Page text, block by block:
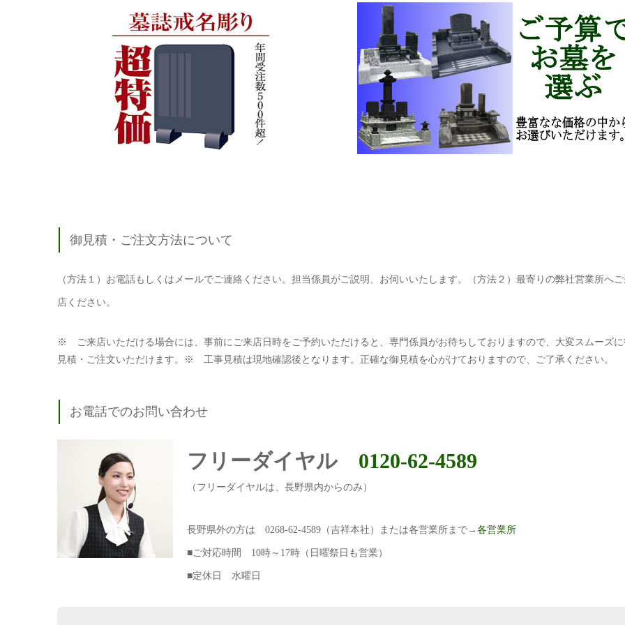
御見積・ご注文方法について
（方法１）お電話もしくはメールでご連絡ください。担当係員がご説明、お伺いいたします。（方法２）最寄りの弊社営業所へ
店ください。
※ ご来店いただける場合には、事前にご来店日時をご予約いただけると、専門係員がお待ちしておりますので、大変スムーズ
見積・ご注文いただけます。※ 工事見積は現地確認後となります。正確な御見積を心がけておりますので、ご了承ください。
お電話でのお問い合わせ
フリーダイヤル 0120-62-4589
（フリーダイヤルは、長野県内からのみ）
長野県外の方は 0268-62-4589（吉祥本社）または各営業所まで→ 各営業所
■ご対応時間 10時～17時（日曜祭日も営業）
■定休日 水曜日